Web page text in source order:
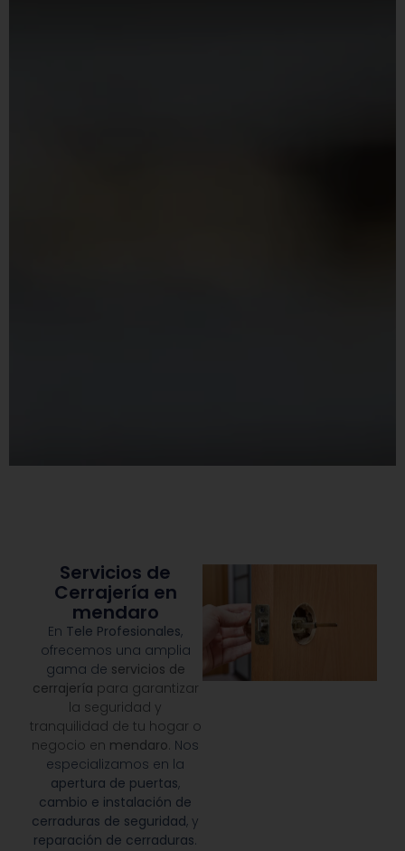
Servicios de
Cerrajería en
mendaro
En Tele Profesionales,
ofrecemos una amplia
gama de servicios de
cerrajería para garantizar
la seguridad y
tranquilidad de tu hogar o
negocio en mendaro. Nos
especializamos en la
apertura de puertas,
cambio e instalación de
cerraduras de seguridad, y
reparación de cerraduras.